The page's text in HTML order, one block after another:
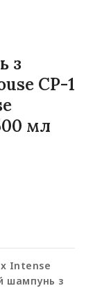
з
CP-1
мл
Intense
шампунь з